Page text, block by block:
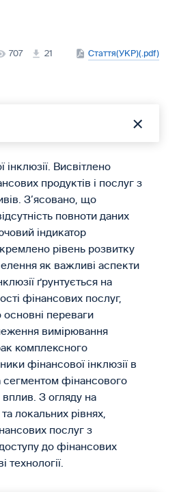
707 21 Стаття(УКР)(.pdf)
Висвітлено
продуктів і послуг з
З’ясовано, що
повноти даних
індикатор
рівень розвитку
як важливі аспекти
ґрунтується на
фінансових послуг,
основні переваги
вимірювання
комплексного
фінансової інклюзії в
сегментом фінансового
вплив. З огляду на
локальних рівнях,
послуг з
доступу до фінансових